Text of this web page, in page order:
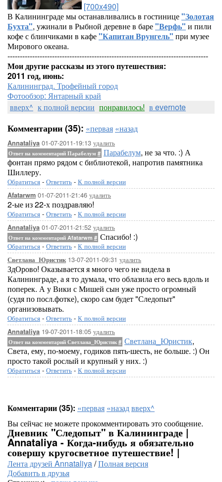
[700x490]
В Калининграде мы останавливались в гостинице"Золотая
Бухта", ужинали в Рыбной деревне в баре"Верфь" и пили
кофе с блинчиками в кафе"Капитан Врунгель" при музее
Мирового океана.
---------------------------------------------------------------------------------
Мои другие рассказы из этого путешествия:
2011 год, июнь:
Калининград. Трофейный город
Фотообзор: Янтарный край
вверх^ к полной версии понравилось! в evernote
Комментарии (35): «первая «назад
Annataliya 01-07-2011-19:13 удалить
Ответ на комментарий Парабелум # Парабелум, не за что. :) А
фонтан прямо рядом с библиотекой, напротив памятника
Шиллеру.
Обратиться - Ответить - К полной версии
Afatarwm 01-07-2011-21:46 удалить
2-ые из 22-х поздравляю!
Обратиться - Ответить - К полной версии
Annataliya 01-07-2011-21:52 удалить
Ответ на комментарий Afatarwm # Спасибо! :)
Обратиться - Ответить - К полной версии
Светлана_Юристик13-07-2011-09:31 удалить
ЗдОрово! Оказывается я много чего не видела в
Калининграде, а я то думала, что облазила его весь вдоль и
поперек. А у Вики с Мишей сын уже просто огромный
(судя по посл.фотке), скоро сам будет "Следопыт"
организовывать.
Обратиться - Ответить - К полной версии
Annataliya 19-07-2011-18:05 удалить
Ответ на комментарий Светлана_Юристик # Светлана_Юристик,
Света, ему, по-моему, годиков пять-шесть, не больше. :) Он
просто такой рослый и крупный у них. :)
Обратиться - Ответить - К полной версии
Комментарии (35): «первая «назадвверх^
Вы сейчас не можете прокомментировать это сообщение.
Дневник "Следопыт" в Калининграде |
Annataliya - Когда-нибудь я обязательно
совершу кругосветное путешествие! |
Лента друзей Annataliya/Полная версия
Добавить в друзья